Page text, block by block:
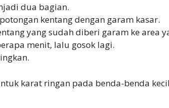
dua bagian.
kentang dengan garam kasar.
yang sudah diberi garam ke area
menit, lalu gosok lagi.
karat ringan pada benda-benda